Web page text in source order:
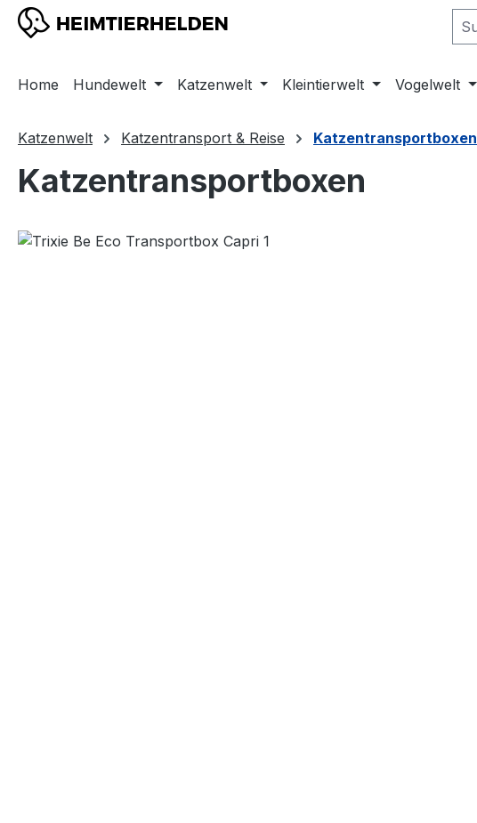
Hauptinhalt springen
Zur Suche springen
Zur Hauptnavigation springen
Home Hundewelt Katzenwelt Kleintierwelt Vogelwelt
Katzenwelt Katzentransport & Reise Katzentransportboxen
Katzentransportboxen